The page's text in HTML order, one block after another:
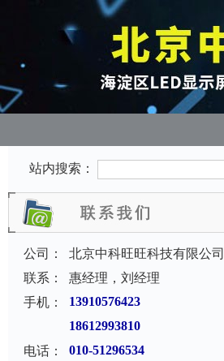
站内搜索：
公司：
北京中科旺旺科技有限公司
联系：
惠经理，刘经理
手机：
13910576423
18612993810
电话： 010-51296534